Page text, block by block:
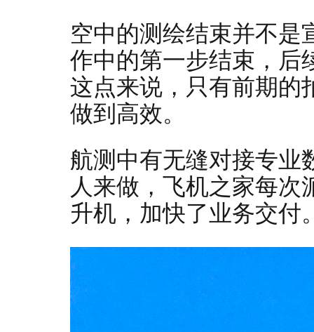
空中的测绘结束并不是
作中的第一步结束，后
这点来说，只有前期的
做到高效。
航测中有无缝对接专业
人来做，飞机之家每次
升机，加快了业务交付